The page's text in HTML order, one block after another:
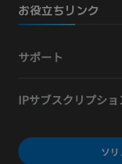
お役立ちリンク
サポート
IPサブスクリプシ
ソ